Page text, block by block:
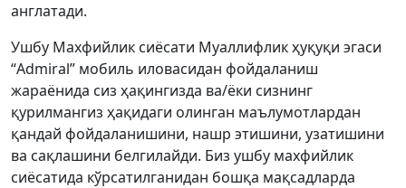
англатади.
Ушбу Махфийлик сиёсати Муаллифлик ҳуқуқи эгаси
“Admiral” мобиль иловасидан фойдаланиш
жараёнида сиз ҳақингизда ва/ёки сизнинг
қурилмангиз ҳақидаги олинган маълумотлардан
қандай фойдаланишини, нашр этишини, узатишини
ва сақлашини белгилайди. Биз ушбу махфийлик
сиёсатида кўрсатилганидан бошқа мақсадларда